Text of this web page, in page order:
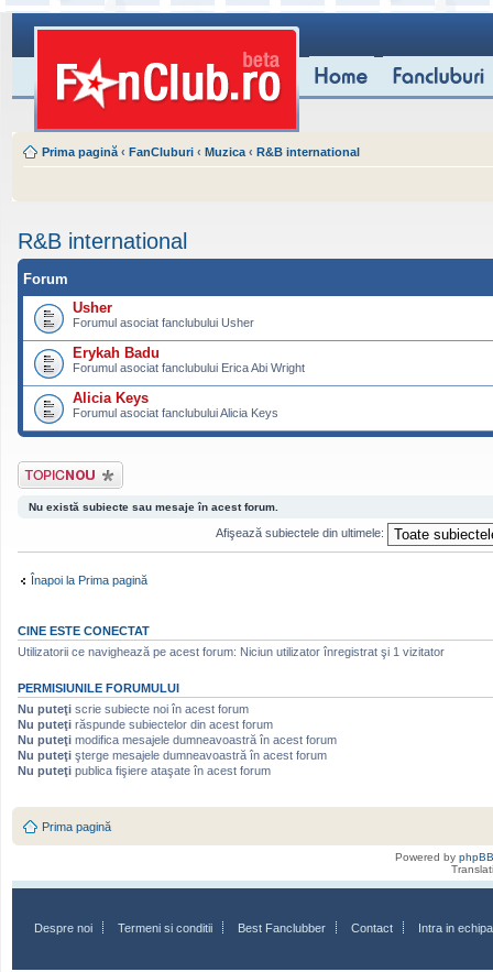
Prima pagină ‹ FanCluburi ‹ Muzica ‹ R&B international
R&B international
Forum
Usher
Forumul asociat fanclubului Usher
Erykah Badu
Forumul asociat fanclubului Erica Abi Wright
Alicia Keys
Forumul asociat fanclubului Alicia Keys
Scrie un subiect
nou
Nu există subiecte sau mesaje în acest forum.
Afişează subiectele din ultimele:
Înapoi la Prima pagină
CINE ESTE CONECTAT
Utilizatorii ce navighează pe acest forum: Niciun utilizator înregistrat şi 1 vizitator
PERMISIUNILE FORUMULUI
Nu puteţi scrie subiecte noi în acest forum
Nu puteţi răspunde subiectelor din acest forum
Nu puteţi modifica mesajele dumneavoastră în acest forum
Nu puteţi şterge mesajele dumneavoastră în acest forum
Nu puteţi publica fişiere ataşate în acest forum
Prima pagină
Powered by phpBB
Despre noi Termeni si conditii Best Fanclubber Contact Intra in